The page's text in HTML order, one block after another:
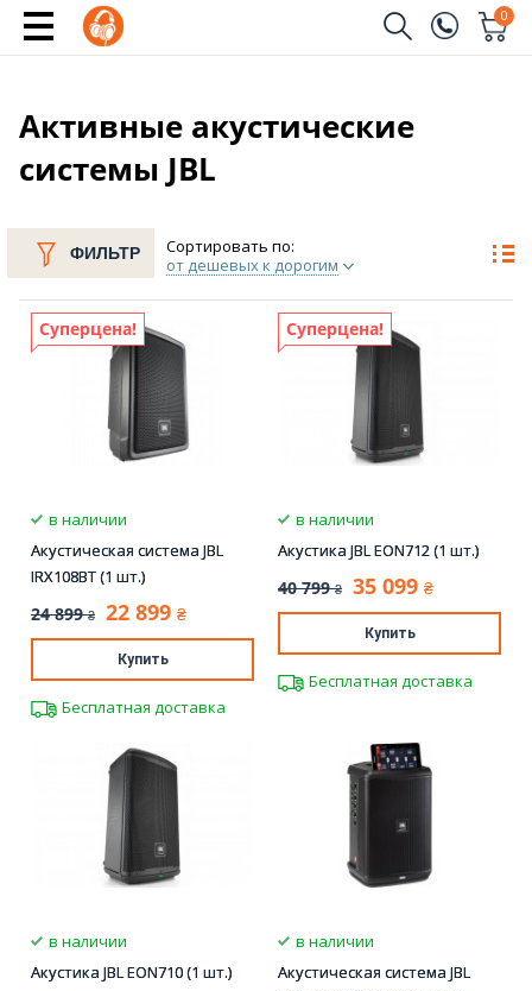
0
Отправить
Активные акустические
системы JBL
ФИЛЬТР
Сортировать по:
от дешевых к дорогим
Суперцена!
в наличии
Акустическая система JBL
IRX108BT (1 шт.)
24 899 ₴ 22 899 ₴
Купить
Бесплатная доставка
Суперцена!
в наличии
Акустика JBL EON712 (1 шт.)
40 799 ₴ 35 099 ₴
Купить
Бесплатная доставка
в наличии
Акустика JBL EON710 (1 шт.)
в наличии
Акустическая система JBL